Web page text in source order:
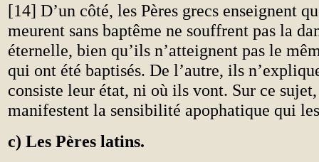
[14] D’un côté, les Pères grecs enseignent
meurent sans baptême ne souffrent pas la
éternelle, bien qu’ils n’atteignent pas le
qui ont été baptisés. De l’autre, ils
consiste leur état, ni où ils vont. Sur ce sujet,
manifestent la sensibilité apophatique qui
c) Les Pères latins.